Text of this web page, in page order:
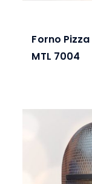
Forno
MTL 7004